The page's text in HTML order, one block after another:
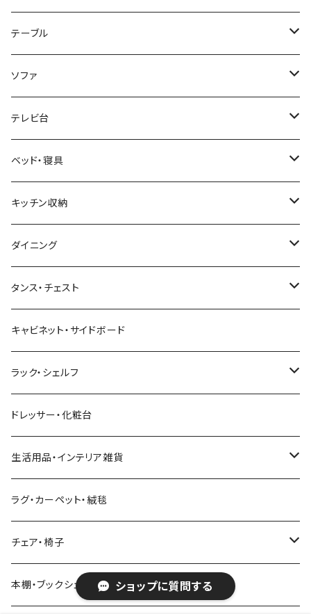
ショップに質問する
ホテルライク風インテリア
韓国インテリア
和風/和モダン
ミッドセンチュリー
西海岸風
カフェ風
ヴィンテージ
北欧風・ノルディック
インダストリアル
フレンチカントリー
アジアン
ボタニカル
モダン
カントリー
パソコンデスク・ワークデスク
学習机・勉強机
収納付きデスク
折りたたみデスク
サイズ
幅100cm以下
幅101～120cm
デスクワゴン
テーブル
サイズ
幅100cm以下
幅101～120cm
ローテーブル・リビングテーブル
サイドテーブル・ナイトテーブル
カウンターテーブル
こたつ・こたつテーブル
こたつテーブル+布団掛敷セット
こたつテーブル+掛け布団
ネストテーブル
折りたたみテーブル
昇降式・リフティングテーブル
ソファ
サイズ
幅90cm以下
幅91～120cm
1人掛けソファ
2人掛けソファ
3人掛けソファ
4人掛け以上のソファ
ソファベッド
フロアソファ・ローソファ
リクライニングソファ
カウチソファ・コーナーソファ
オットマン
電動リクライニングソファ
テレビ台
サイズ
幅90cm以下
幅91～120cm
ロータイプテレビ台・ローボード
ミドルタイプテレビ台
コーナーテレビ台
ハイタイプテレビ台・壁面収納
伸縮テレビ台
テレビスタンド
ベッド・寝具
サイズ
セミシングルショート
シングルベッド
ベッドフレーム
マット付きベッド
収納付きベッド
ロフトベッド
ヘッドボード
マットレス
寝具
キッチン収納
食器棚
キッチンカウンター
キッチンワゴン
レンジ台
キッチンラック
キッチン雑貨
ダイニング
ダイニングテーブル
ダイニングテーブルセット
2人用ダイニングテーブルセット
4人用ダイニングテーブルセット
ダイニングチェア・ベンチ
ダイニングソファ
タンス・チェスト
サイドチェスト
ハイチェスト
キャビネット・サイドボード
ラック・シェルフ
オープンラック
突っ張り収納
カート
ディスプレイラック
ドレッサー・化粧台
生活用品・インテリア雑貨
ミラー・姿見
ハンガーラック・ポールハンガー
ダストボックス
ラグ・カーペット・絨毯
チェア・椅子
スツール
本棚・ブックシェルフ